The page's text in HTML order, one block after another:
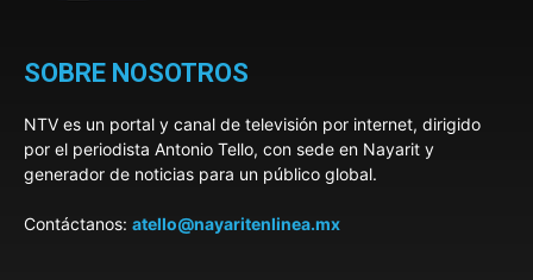
SOBRE NOSOTROS
NTV es un portal y canal de televisión por internet, dirigido
por el periodista Antonio Tello, con sede en Nayarit y
generador de noticias para un público global.
Contáctanos: atello@nayaritenlinea.mx